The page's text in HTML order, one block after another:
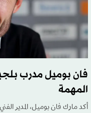
فان بوميل مدرب
المهمة
أكد مارك فان بوميل، المدير الفني